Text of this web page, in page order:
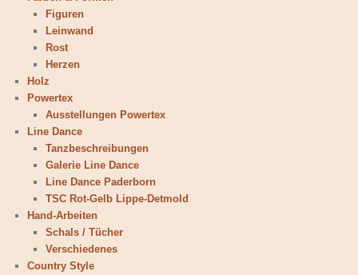
Figuren
Leinwand
Rost
Herzen
Holz
Powertex
Ausstellungen Powertex
Line Dance
Tanzbeschreibungen
Galerie Line Dance
Line Dance Paderborn
TSC Rot-Gelb Lippe-Detmold
Hand-Arbeiten
Schals / Tücher
Verschiedenes
Country Style